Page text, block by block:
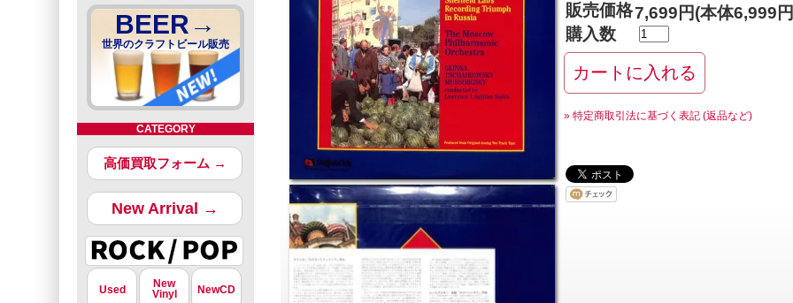
BEER→
世界のクラフトビール販売
CATEGORY
高価買取フォーム →
New Arrival →
Used
New
Vinyl
NewCD
販売価格7,699円(本体6,999
購入数
» 特定商取引法に基づく表記 (返品など)